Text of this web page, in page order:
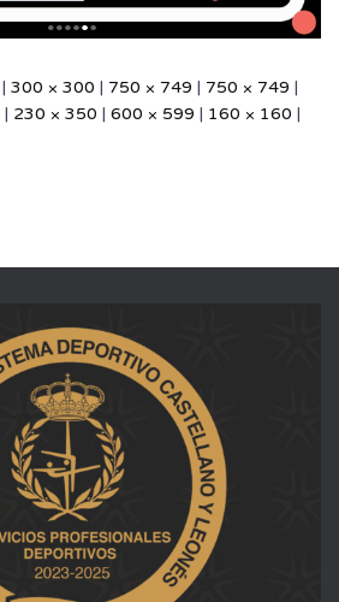
| 300 × 300 | 750 × 749 | 750 × 749 |
| 230 × 350 | 600 × 599 | 160 × 160 |